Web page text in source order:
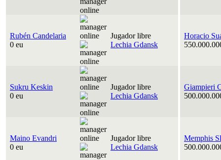
Rubén Candelaria
0 eu
Jugador libre
Lechia Gdansk
Horacio
Sukru Keskin
0 eu
Jugador libre
Lechia Gdansk
Giampieri
Maino Evandri
0 eu
Jugador libre
Lechia Gdansk
Memphis